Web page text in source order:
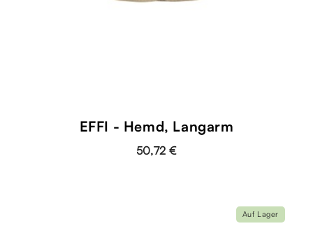
EFFI - Hemd, Langarm
50,72 €
Auf Lager